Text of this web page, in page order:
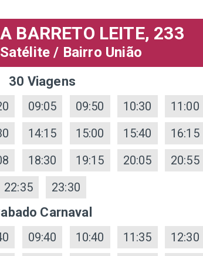
BARRETO LEITE, 233
/ Bairro União
30 Viagens
09:05 09:50 10:30 11:00
14:15 15:00 15:40 16:15
18:30 19:15 20:05 20:55
22:35
23:30
Carnaval
09:40 10:40 11:35 12:30